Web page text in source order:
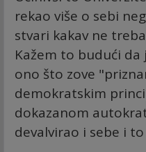
rekao više o sebi
stvari kakav ne
Kažem to budući
ono što zove
demokratskim
dokazanom
devalvirao i sebe i